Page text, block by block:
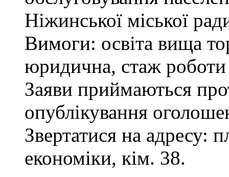
Ніжинської міської
Вимоги: освіта вища
юридична, стаж
Заяви приймаються
опублікування
Звертатися на адресу:
економіки, кім. 38.